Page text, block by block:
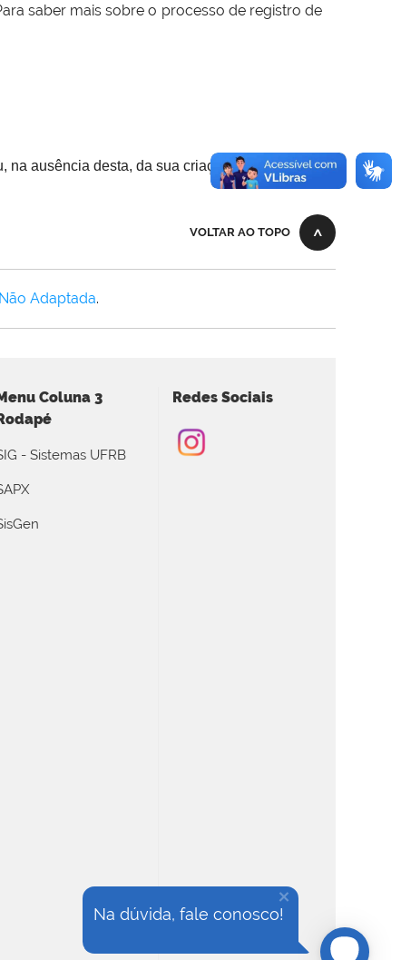
saber mais sobre o processo de registro de
na ausência desta, da sua criação.
VOLTAR AO TOPO
Adaptada.
Coluna 3
- Sistemas UFRB
Redes Sociais
Na dúvida, fale conosco!